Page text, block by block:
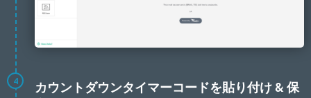
4
カウントダウンタイマーコードを貼り付け & 保